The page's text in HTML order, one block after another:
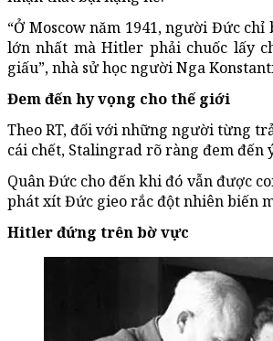
“Ở Moscow năm 1941, người Đức
lớn nhất mà Hitler phải chuốc lấy
giấu”, nhà sử học người Nga
Đem đến hy vọng cho thế giới
Theo RT, đối với những người từng
cái chết, Stalingrad rõ ràng đem đến
Quân Đức cho đến khi đó vẫn được
phát xít Đức gieo rắc đột nhiên biến
Hitler đứng trên bờ vực